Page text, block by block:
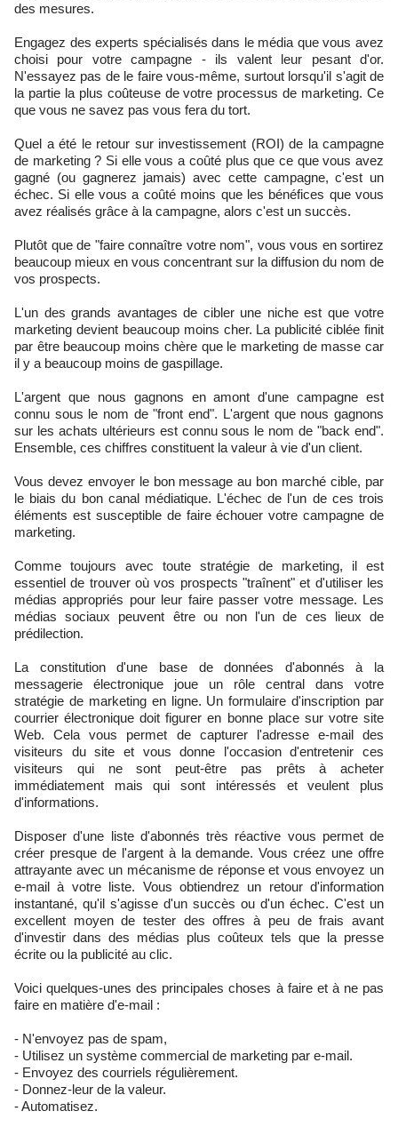
des mesures.
Engagez des experts spécialisés dans le média que vous avez
choisi pour votre campagne - ils valent leur pesant d'or.
N'essayez pas de le faire vous-même, surtout lorsqu'il s'agit de
la partie la plus coûteuse de votre processus de marketing. Ce
que vous ne savez pas vous fera du tort.
Quel a été le retour sur investissement (ROI) de la campagne
de marketing ? Si elle vous a coûté plus que ce que vous avez
gagné (ou gagnerez jamais) avec cette campagne, c'est un
échec. Si elle vous a coûté moins que les bénéfices que vous
avez réalisés grâce à la campagne, alors c'est un succès.
Plutôt que de "faire connaître votre nom", vous vous en sortirez
beaucoup mieux en vous concentrant sur la diffusion du nom de
vos prospects.
L'un des grands avantages de cibler une niche est que votre
marketing devient beaucoup moins cher. La publicité ciblée finit
par être beaucoup moins chère que le marketing de masse car
il y a beaucoup moins de gaspillage.
L'argent que nous gagnons en amont d'une campagne est
connu sous le nom de "front end". L'argent que nous gagnons
sur les achats ultérieurs est connu sous le nom de "back end".
Ensemble, ces chiffres constituent la valeur à vie d'un client.
Vous devez envoyer le bon message au bon marché cible, par
le biais du bon canal médiatique. L'échec de l'un de ces trois
éléments est susceptible de faire échouer votre campagne de
marketing.
Comme toujours avec toute stratégie de marketing, il est
essentiel de trouver où vos prospects "traînent" et d'utiliser les
médias appropriés pour leur faire passer votre message. Les
médias sociaux peuvent être ou non l'un de ces lieux de
prédilection.
La constitution d'une base de données d'abonnés à la
messagerie électronique joue un rôle central dans votre
stratégie de marketing en ligne. Un formulaire d'inscription par
courrier électronique doit figurer en bonne place sur votre site
Web. Cela vous permet de capturer l'adresse e-mail des
visiteurs du site et vous donne l'occasion d'entretenir ces
visiteurs qui ne sont peut-être pas prêts à acheter
immédiatement mais qui sont intéressés et veulent plus
d'informations.
Disposer d'une liste d'abonnés très réactive vous permet de
créer presque de l'argent à la demande. Vous créez une offre
attrayante avec un mécanisme de réponse et vous envoyez un
e-mail à votre liste. Vous obtiendrez un retour d'information
instantané, qu'il s'agisse d'un succès ou d'un échec. C'est un
excellent moyen de tester des offres à peu de frais avant
d'investir dans des médias plus coûteux tels que la presse
écrite ou la publicité au clic.
Voici quelques-unes des principales choses à faire et à ne pas
faire en matière d'e-mail :
- N'envoyez pas de spam,
- Utilisez un système commercial de marketing par e-mail.
- Envoyez des courriels régulièrement.
- Donnez-leur de la valeur.
- Automatisez.